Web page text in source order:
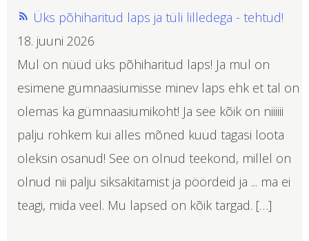
Üks põhiharitud laps ja tüli lilledega - tehtud!
18. juuni 2026
Mul on nüüd üks põhiharitud laps! Ja mul on
esimene gümnaasiumisse minev laps ehk et tal on
olemas ka gümnaasiumikoht! Ja see kõik on niiiiii
palju rohkem kui alles mõned kuud tagasi loota
oleksin osanud! See on olnud teekond, millel on
olnud nii palju siksakitamist ja pöördeid ja ... ma ei
teagi, mida veel. Mu lapsed on kõik targad. […]